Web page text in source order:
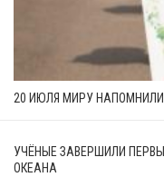
20 ИЮЛЯ МИРУ НАПОМНИЛИ
УЧЁНЫЕ ЗАВЕРШИЛИ
ОКЕАНА